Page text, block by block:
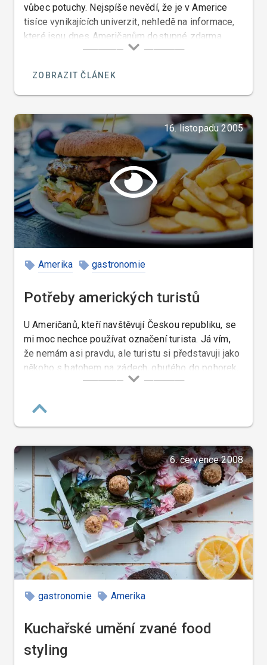
vůbec potuchy. Nejspíše nevědí, že je v Americe
tisíce vynikajících univerzit, nehledě na informace,
které jsou dnes Američanům dostupné zdarma.
ZOBRAZIT ČLÁNEK
16. listopadu 2005
Amerika gastronomie
Potřeby amerických turistů
U Američanů, kteří navštěvují Českou republiku, se
mi moc nechce používat označení turista. Já vím,
že nemám asi pravdu, ale turistu si představuji jako
někoho s batohem na zádech, obutého do pohorek,
který přespává ve stanu nebo v autě.
6. července 2008
gastronomie Amerika
Kuchařské umění zvané food
styling